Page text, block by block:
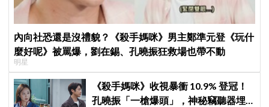
內向社恐還是沒禮貌？《殺手媽咪》男主鄭準元登《玩什
麼好呢》被罵爆，劉在錫、孔曉振狂救場也帶不動
明星
《殺手媽咪》收視暴衝 10.9% 登冠！
孔曉振「一槍爆頭」，神秘竊聽器埋